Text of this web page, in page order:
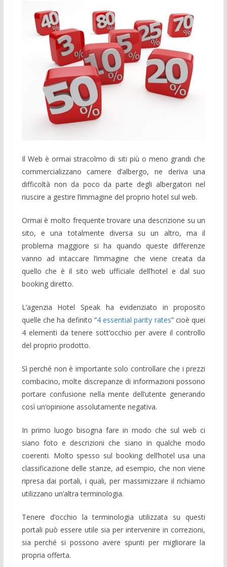
Il Web è ormai stracolmo di siti più o meno grandi che
commercializzano camere d’albergo, ne deriva una
difficoltà non da poco da parte degli albergatori nel
riuscire a gestire l’immagine del proprio hotel sul web.
Ormai è molto frequente trovare una descrizione su un
sito, e una totalmente diversa su un altro, ma il
problema maggiore si ha quando queste differenze
vanno ad intaccare l’immagine che viene creata da
quello che è il sito web ufficiale dell’hotel e dal suo
booking diretto.
L’agenzia Hotel Speak ha evidenziato in proposito
quelle che ha definito “4 essential parity rates” cioè quei
4 elementi da tenere sott’occhio per avere il controllo
del proprio prodotto.
Sì perché non è importante solo controllare che i prezzi
combacino, molte discrepanze di informazioni possono
portare confusione nella mente dell’utente generando
così un’opinione assolutamente negativa.
In primo luogo bisogna fare in modo che sul web ci
siano foto e descrizioni che siano in qualche modo
coerenti. Molto spesso sul booking dell’hotel usa una
classificazione delle stanze, ad esempio, che non viene
ripresa dai portali, i quali, per massimizzare il richiamo
utilizzano un’altra terminologia.
Tenere d’occhio la terminologia utilizzata su questi
portali può essere utile sia per intervenire in correzioni,
sia perché si possono avere spunti per migliorare la
propria offerta.